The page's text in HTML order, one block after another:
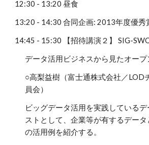
12:30 - 13:20 昼食
13:20 - 14:30 合同企画: 2013年度優秀
14:45 - 15:30 【招待講演２】 SIG-
データ活用ビジネスから見たオープ
○高梨益樹（富士通株式会社／LOD
員会）
ビッグデータ活用を実践している
ストとして、企業等が有するデー
の活用例を紹介する。